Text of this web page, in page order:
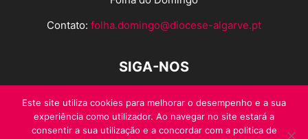
Contato: folha.domingo@diocese-algarve.pt
SIGA-NOS
Este site utiliza cookies para melhorar o desempenho e a sua
experiência como utilizador. Ao navegar no site estará a
consentir a sua utilização e a concordar com a politica de